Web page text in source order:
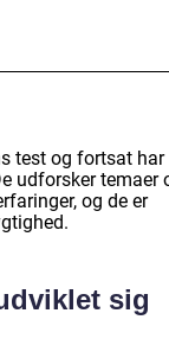
test og fortsat har
udforsker temaer
og de er
sig